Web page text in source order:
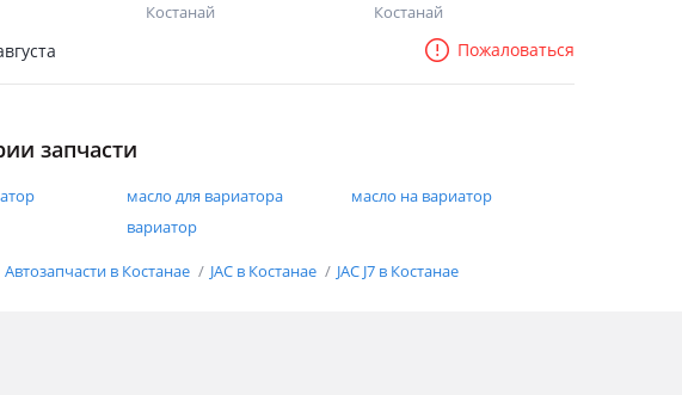
Костанай Костанай
Пожаловаться
запчасти
масло для вариатора
масло на вариатор
вариатор
Автозапчасти в Костанае JAC в Костанае JAC J7 в Костанае